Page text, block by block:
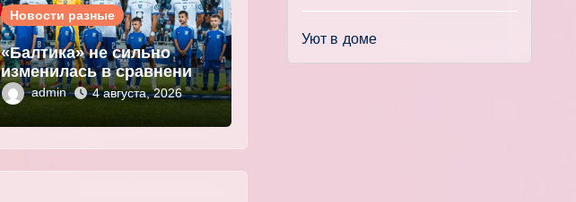
Новости разные
«Балтика» не сильно
изменилась в сравнении
с прошлым сезоном» —
Мор
admin 4 августа, 2026
Уют в доме